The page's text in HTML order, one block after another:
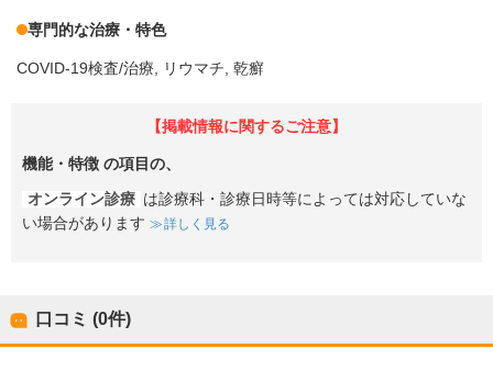
専門的な治療・特色
COVID-19検査/治療 リウマチ 乾癬
【掲載情報に関するご注意】
機能・特徴 の項目の、
オンライン診療 は診療科・診療日時等によっては対応していな
い場合があります
詳しく見る
口コミ (0件)